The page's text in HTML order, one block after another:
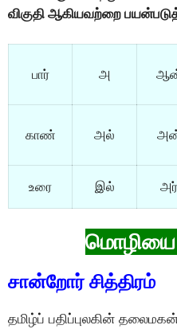
விகுதி ஆகியவற்றை
பார் அ
காண் அல்
உரை இல் அர்
சான்றோர் சித்திரம்
தமிழ்ப் பதிப்புலகின்